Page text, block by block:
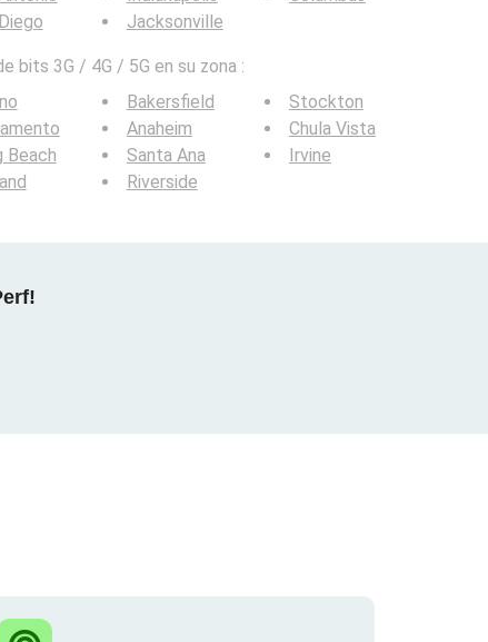
Jacksonville
bits 3G / 4G / 5G en su zona :
Beach
Bakersfield
Anaheim
Santa Ana
Riverside
Stockton
Chula Vista
Irvine